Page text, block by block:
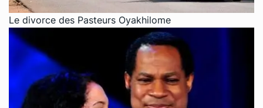
Le divorce des Pasteurs Oyakhilome